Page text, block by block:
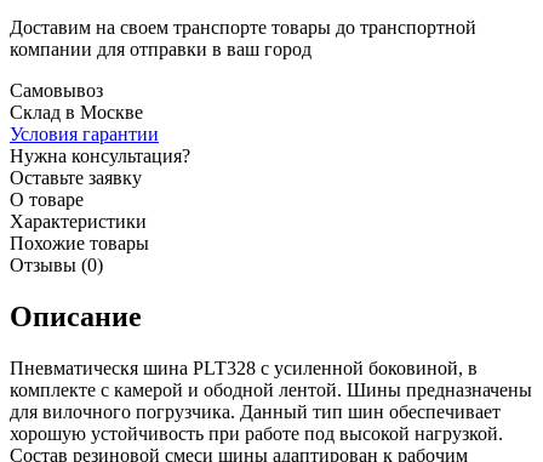
Доставим на своем транспорте товары до транспортной
компании для отправки в ваш город
Самовывоз
Склад в Москве
Условия гарантии
Нужна консультация?
Оставьте заявку
О товаре
Характеристики
Похожие товары
Отзывы (0)
Описание
Пневматическя шина PLT328 с усиленной боковиной, в
комплекте с камерой и ободной лентой. Шины предназначены
для вилочного погрузчика. Данный тип шин обеспечивает
хорошую устойчивость при работе под высокой нагрузкой.
Состав резиновой смеси шины адаптирован к рабочим